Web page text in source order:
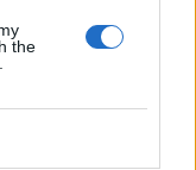
the